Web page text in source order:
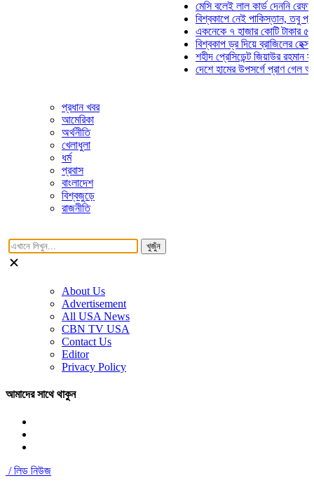
মেসি বলেই লাল কার্ড দেননি রেফারি!
বিশ্বকাপে নেই পাকিস্তান, তবু প্রতিটি
একনেকে ৭ হাজার কোটি টাকার ৫
বিশ্বকাপ ড্র দিয়ে ব্রাজিলের হেক্সা
শহীদ প্রেসিডেন্ট জিয়াউর রহমান
দেশে হামের উপসর্গে প্রাণ গেল আরও ৮
প্রধান খবর
আমেরিকা
অর্থনীতি
খেলাধুলা
ধর্ম
প্রবাস
বাংলাদেশ
বিশ্বজুড়ে
রাজনীতি
খুজুঁন
About Us
Advertisement
All USA News
CBN TV USA
Contact Us
Editor
Privacy Policy
আমাদের সাথে থাকুন
/লিড নিউজ